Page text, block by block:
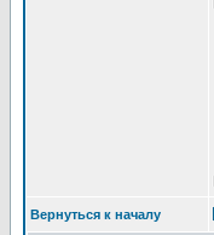
Вернуться к началу